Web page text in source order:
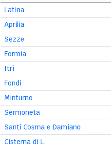
Latina
Aprilia
Sezze
Formia
Itri
Fondi
Minturno
Sermoneta
Santi Cosma e Damiano
Cisterna di L.